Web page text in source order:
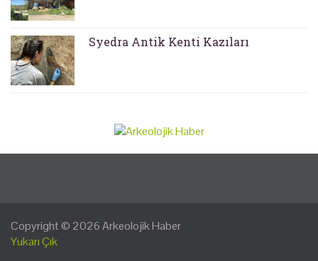
Syedra Antik Kenti Kazıları
Copyright © 2026Arkeolojik Haber
Yukarı Çık